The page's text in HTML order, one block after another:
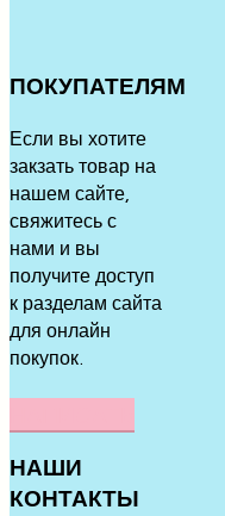
ПОКУПАТЕЛЯМ
Если вы хотите
закзать товар на
нашем сайте,
свяжитесь с
нами и вы
получите доступ
к разделам сайта
для онлайн
покупок.
НАШИ
КОНТАКТЫ